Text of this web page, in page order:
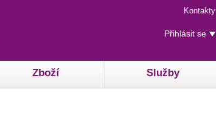
Menu
rychlého
přístupu
Kontakty
Uživatelské
menu
Přihlásit se
Zboží Služby